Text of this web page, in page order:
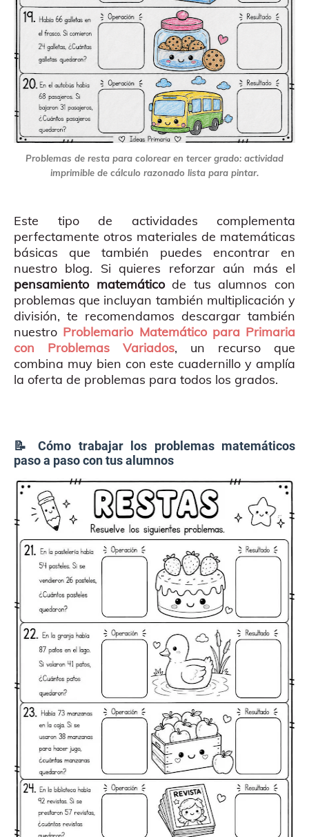
Problemas de resta para colorear en tercer grado: actividad
imprimible de cálculo razonado lista para pintar.
Este tipo de actividades complementa
perfectamente otros materiales de matemáticas
básicas que también puedes encontrar en
nuestro blog. Si quieres reforzar aún más el
pensamiento matemáticode tus alumnos con
problemas que incluyan también multiplicación y
división, te recomendamos descargar también
nuestro Problemario Matemático para Primaria
con Problemas Variados, un recurso que
combina muy bien con este cuadernillo y amplía
la oferta de problemas para todos los grados.
📝 Cómo trabajar los problemas matemáticos
paso a paso con tus alumnos